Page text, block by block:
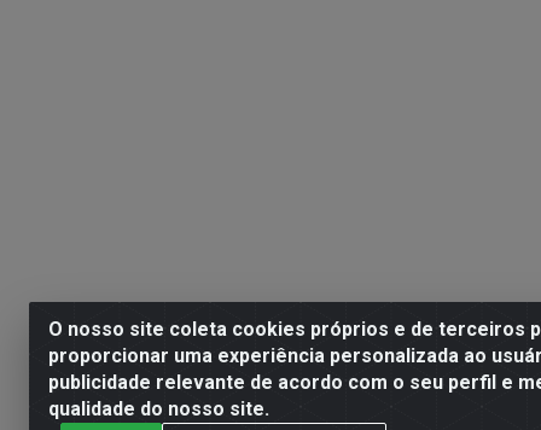
O nosso site coleta cookies próprios e de terceiros
proporcionar uma experiência personalizada ao
publicidade relevante de acordo com o seu perfil e
qualidade do nosso site.